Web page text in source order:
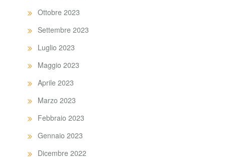
Ottobre 2023
Settembre 2023
Luglio 2023
Maggio 2023
Aprile 2023
Marzo 2023
Febbraio 2023
Gennaio 2023
Dicembre 2022